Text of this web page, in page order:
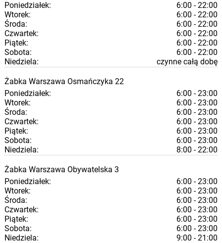
Poniedziałek:
6:00 - 22:00
Wtorek:
6:00 - 22:00
Środa:
6:00 - 22:00
Czwartek:
6:00 - 22:00
Piątek:
6:00 - 22:00
Sobota:
6:00 - 22:00
Niedziela:
czynne całą dobę
Żabka Warszawa Osmańczyka 22
Poniedziałek:
6:00 - 23:00
Wtorek:
6:00 - 23:00
Środa:
6:00 - 23:00
Czwartek:
6:00 - 23:00
Piątek:
6:00 - 23:00
Sobota:
6:00 - 23:00
Niedziela:
8:00 - 22:00
Żabka Warszawa Obywatelska 3
Poniedziałek:
6:00 - 23:00
Wtorek:
6:00 - 23:00
Środa:
6:00 - 23:00
Czwartek:
6:00 - 23:00
Piątek:
6:00 - 23:00
Sobota:
6:00 - 23:00
Niedziela:
9:00 - 21:00